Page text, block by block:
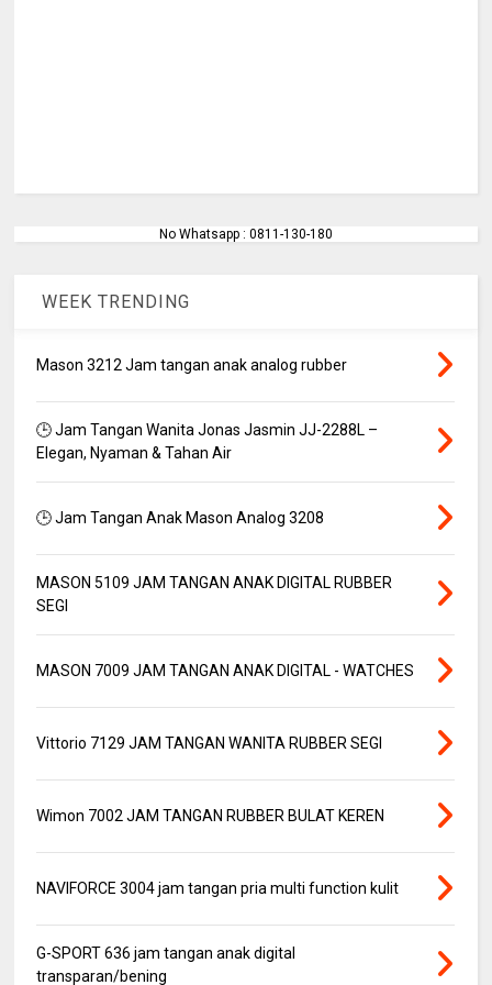
No Whatsapp : 0811-130-180
WEEK TRENDING
Mason 3212 Jam tangan anak analog rubber
🕒 Jam Tangan Wanita Jonas Jasmin JJ-2288L –
Elegan, Nyaman & Tahan Air
🕒 Jam Tangan Anak Mason Analog 3208
MASON 5109 JAM TANGAN ANAK DIGITAL RUBBER
SEGI
MASON 7009 JAM TANGAN ANAK DIGITAL - WATCHES
Vittorio 7129 JAM TANGAN WANITA RUBBER SEGI
Wimon 7002 JAM TANGAN RUBBER BULAT KEREN
NAVIFORCE 3004 jam tangan pria multi function kulit
G-SPORT 636 jam tangan anak digital
transparan/bening